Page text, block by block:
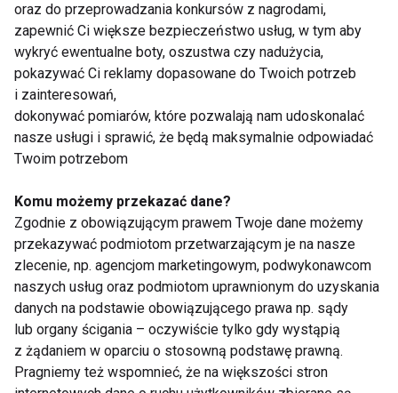
Pokaż więcej
Chodzenie boso
Hartuj ciało
Cała Polska chodzi
boso
oraz do przeprowadzania konkursów z nagrodami,
zapewnić Ci większe bezpieczeństwo usług, w tym aby
wykryć ewentualne boty, oszustwa czy nadużycia,
pokazywać Ci reklamy dopasowane do Twoich potrzeb
i zainteresowań,
dokonywać pomiarów, które pozwalają nam udoskonalać
nasze usługi i sprawić, że będą maksymalnie odpowiadać
Twoim potrzebom
Komu możemy przekazać dane?
Zgodnie z obowiązującym prawem Twoje dane możemy
przekazywać podmiotom przetwarzającym je na nasze
zlecenie, np. agencjom marketingowym, podwykonawcom
naszych usług oraz podmiotom uprawnionym do uzyskania
danych na podstawie obowiązującego prawa np. sądy
lub organy ścigania – oczywiście tylko gdy wystąpią
z żądaniem w oparciu o stosowną podstawę prawną.
Pragniemy też wspomnieć, że na większości stron